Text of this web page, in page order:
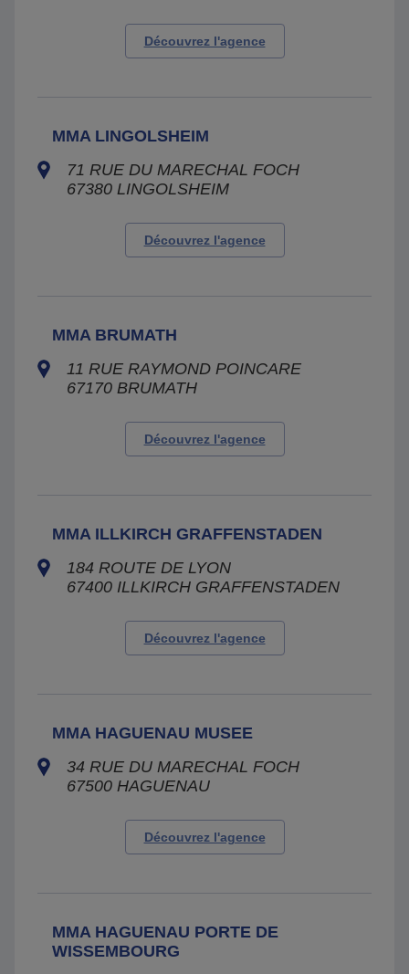
Découvrez l'agence
MMA LINGOLSHEIM
71 RUE DU MARECHAL FOCH
67380 LINGOLSHEIM
Découvrez l'agence
MMA BRUMATH
11 RUE RAYMOND POINCARE
67170 BRUMATH
Découvrez l'agence
MMA ILLKIRCH GRAFFENSTADEN
184 ROUTE DE LYON
67400 ILLKIRCH GRAFFENSTADEN
Découvrez l'agence
MMA HAGUENAU MUSEE
34 RUE DU MARECHAL FOCH
67500 HAGUENAU
Découvrez l'agence
MMA HAGUENAU PORTE DE
WISSEMBOURG